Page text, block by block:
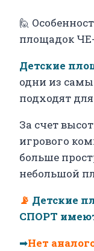
🙋
площадок
Детские
одни из
подходят
За счет
игрового
больше
небольшой
📡 Детские
СПОРТ
➡Нет